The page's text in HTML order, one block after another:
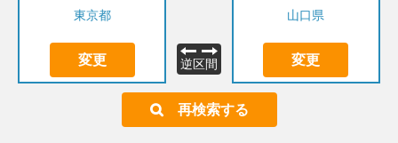
東京都
変更 逆区間
山口県
変更
再検索する